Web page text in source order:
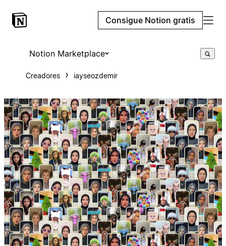
Consigue Notion gratis
Notion Marketplace
Creadores iayseozdemir